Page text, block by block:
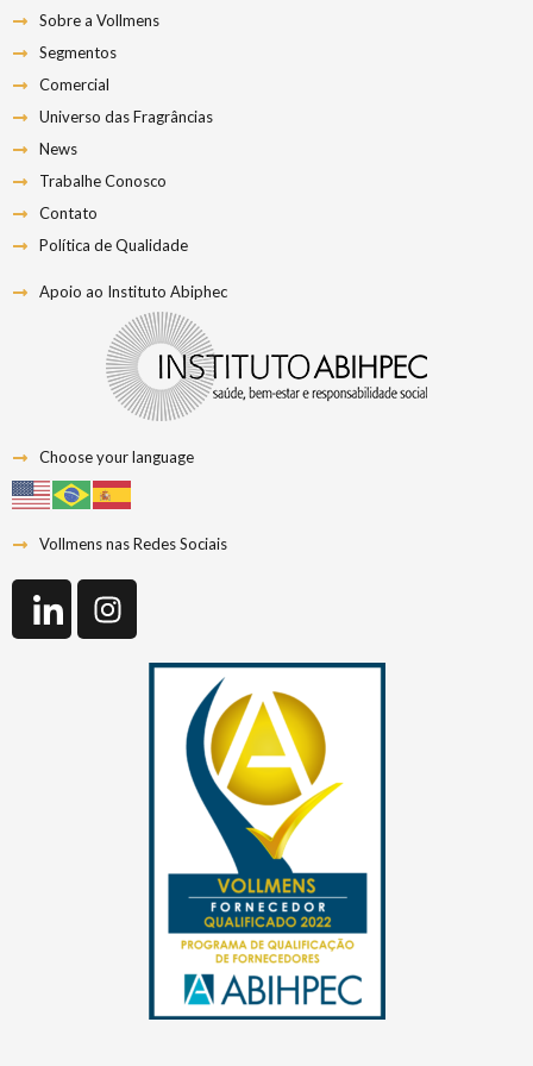
Sobre a Vollmens
Segmentos
Comercial
Universo das Fragrâncias
News
Trabalhe Conosco
Contato
Política de Qualidade
Apoio ao Instituto Abiphec
Choose your language
Vollmens nas Redes Sociais